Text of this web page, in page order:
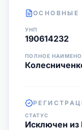
ОСНОВНЫЕ
УНП
190614232
ПОЛНОЕ
СТАТУС
Исключен из